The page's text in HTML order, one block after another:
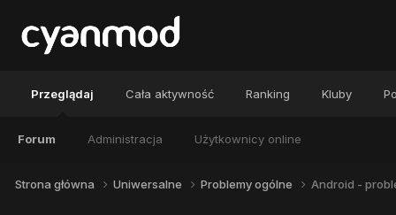
Przeglądaj
Forum Administracja Użytkownicy online
Cała aktywność Ranking Kluby
Strona główna Uniwersalne Problemy ogólne Android -